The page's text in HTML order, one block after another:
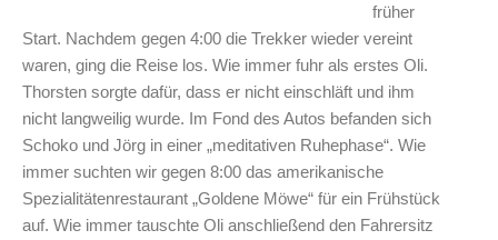
früher
Start. Nachdem gegen 4:00 die Trekker wieder vereint
waren, ging die Reise los. Wie immer fuhr als erstes Oli.
Thorsten sorgte dafür, dass er nicht einschläft und ihm
nicht langweilig wurde. Im Fond des Autos befanden sich
Schoko und Jörg in einer „meditativen Ruhephase“. Wie
immer suchten wir gegen 8:00 das amerikanische
Spezialitätenrestaurant „Goldene Möwe“ für ein Frühstück
auf. Wie immer tauschte Oli anschließend den Fahrersitz